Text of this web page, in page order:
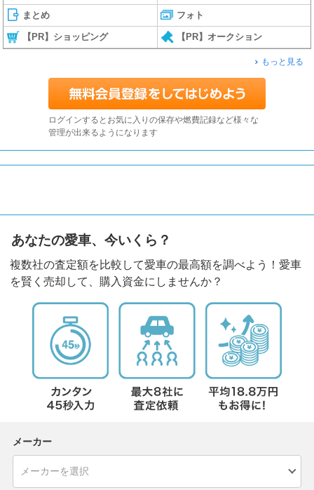
まとめ フォト
【PR】ショッピング 【PR】オークション
もっと見る
ログインするとお気に入りの保存や燃費記録など様々な
管理が出来るようになります
あなたの愛車、今いくら？
複数社の査定額を比較して愛車の最高額を調べよう！愛車
を賢く売却して、購入資金にしませんか？
メーカー